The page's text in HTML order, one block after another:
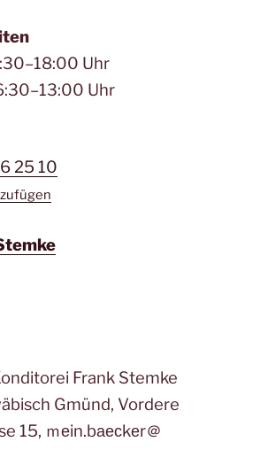
Uhr
Uhr
25 10
Frank Stemke
Gmünd, Vordere
15, ｍеin.bаеϲkеr＠